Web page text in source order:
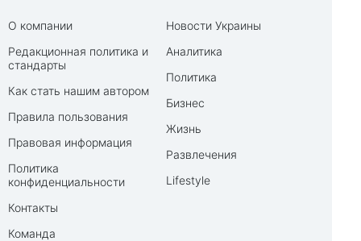
О компании
Редакционная политика и
стандарты
Как стать нашим автором
Правила пользования
Правовая информация
Политика
конфиденциальности
Контакты
Команда
Новости Украины
Аналитика
Политика
Бизнес
Жизнь
Развлечения
Lifestyle